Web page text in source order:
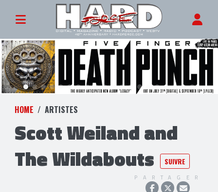
HOME ARTISTES
Scott Weiland and
The Wildabouts
SUIVRE
PARTAGER